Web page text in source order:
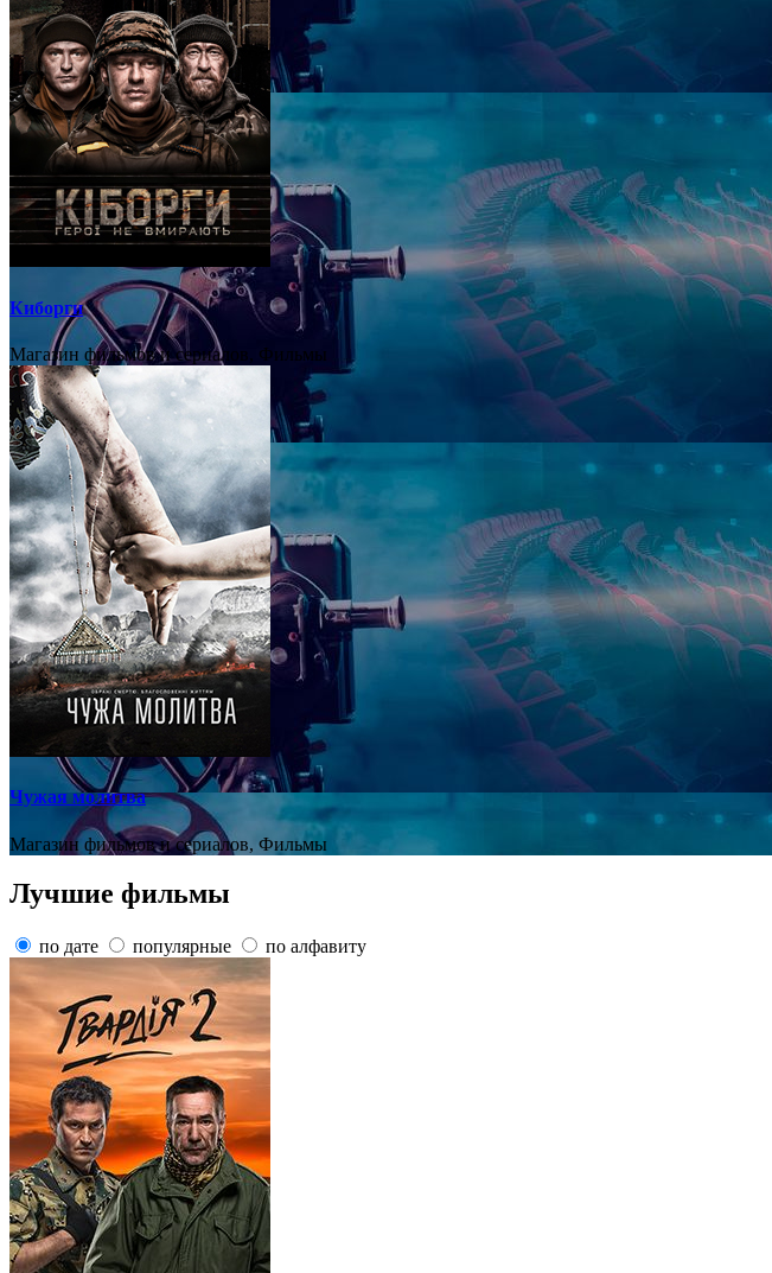
Киборги
Магазин фильмов и сериалов, Фильмы
Чужая молитва
Магазин фильмов и сериалов, Фильмы
Лучшие фильмы
по дате популярные по алфавиту